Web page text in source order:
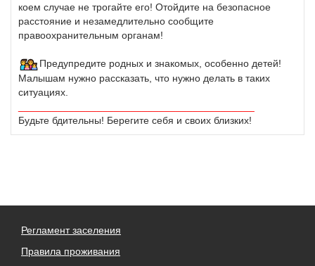
коем случае не трогайте его! Отойдите на безопасное
расстояние и незамедлительно сообщите
правоохранительным органам!
Предупредите родных и знакомых, особенно детей!
Малышам нужно рассказать, что нужно делать в таких
ситуациях.
Будьте бдительны! Берегите себя и своих близких!
Регламент заселения
Правила проживания